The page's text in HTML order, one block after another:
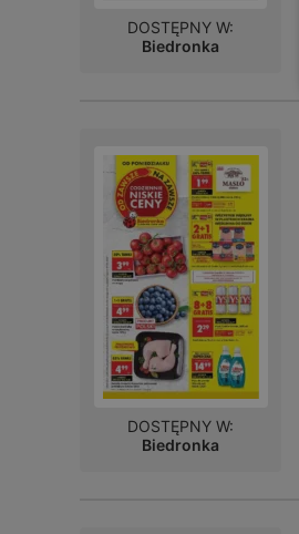
DOSTĘPNY W:
Biedronka
DOSTĘPNY W:
Biedronka